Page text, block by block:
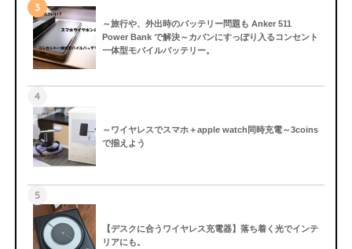
3
～旅行や、外出時のバッテリー問題も Anker 511
Power Bank で解決～カバンにすっぽり入るコンセント
一体型モバイルバッテリー。
4
～ワイヤレスでスマホ＋apple watch同時充電～3coins
で揃えよう
5
【デスクに合うワイヤレス充電器】落ち着く光でインテ
リアにも。